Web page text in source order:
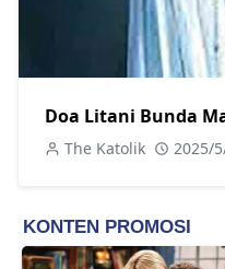
Doa Litani Bunda
The Katolik 2025/